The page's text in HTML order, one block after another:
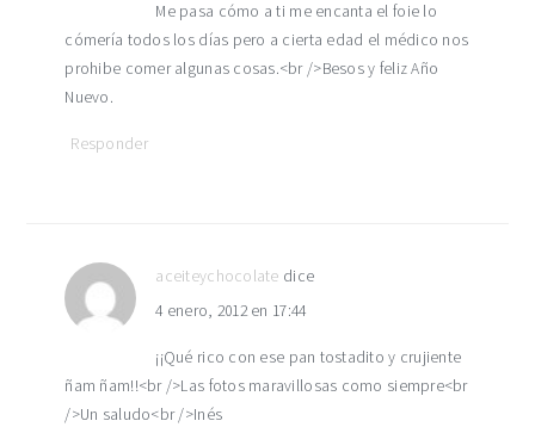
Me pasa cómo a ti me encanta el foie lo
cómería todos los días pero a cierta edad el médico nos
prohibe comer algunas cosas.<br />Besos y feliz Año
Nuevo.
Responder
aceiteychocolate dice
4 enero, 2012 en 17:44
¡¡Qué rico con ese pan tostadito y crujiente
ñam ñam!!<br />Las fotos maravillosas como siempre<br
/>Un saludo<br />Inés